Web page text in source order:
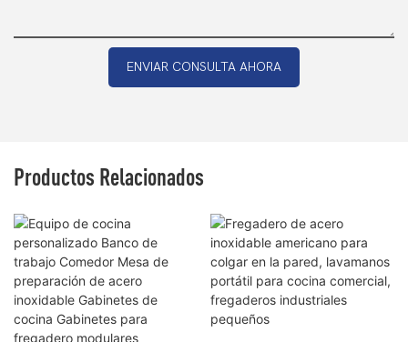
ENVIAR CONSULTA AHORA
Productos Relacionados